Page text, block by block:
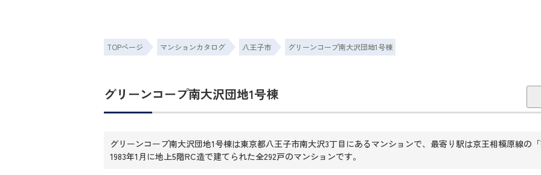
TOPページ
マンションカタログ 八王子市 グリーンコープ南大沢団地1号棟
グリーンコープ南大沢団地1号棟
グリーンコープ南大沢団地1号棟は東京都八王子市南大沢3丁目にあるマンションで、最寄り駅は京王相模原線の
1983年1月に地上5階RC造で建てられた全292戸のマンションです。